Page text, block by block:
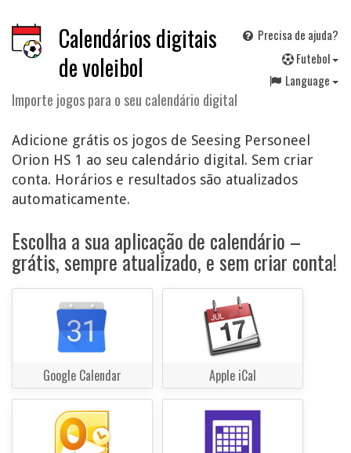
Calendários digitais
de voleibol
Importe jogos para o seu calendário digital
Precisa de ajuda?
Futebol
Language
Adicione grátis os jogos de Seesing Personeel
Orion HS 1 ao seu calendário digital. Sem criar
conta. Horários e resultados são atualizados
automaticamente.
Escolha a sua aplicação de calendário –
grátis, sempre atualizado, e sem criar conta!
Google Calendar Apple iCal